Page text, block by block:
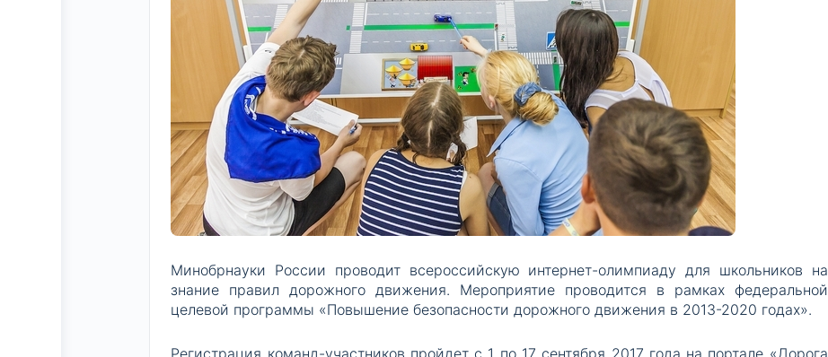
Минобрнауки России проводит всероссийскую интернет-олимпиаду для школьников на
знание правил дорожного движения. Мероприятие проводится в рамках федеральной
целевой программы «Повышение безопасности дорожного движения в 2013-2020 годах».